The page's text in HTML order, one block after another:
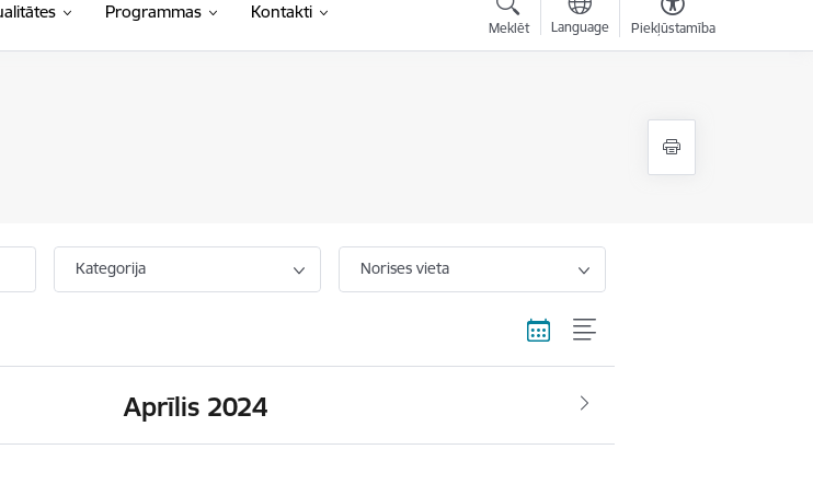
Programmas Kontakti
Meklēt Language Piekļūstamība
Kategorija Norises vieta
Aprīlis 2024